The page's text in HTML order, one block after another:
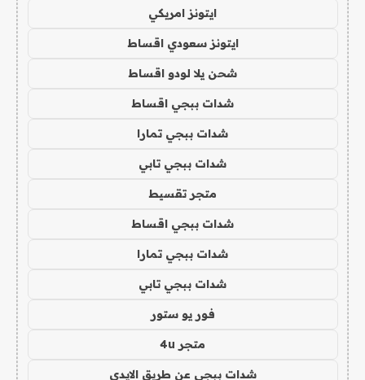
ايتونز امريكي
ايتونز سعودي اقساط
شحن يلا لودو اقساط
شدات ببجي اقساط
شدات ببجي تمارا
شدات ببجي تابي
متجر تقسيط
شدات ببجي اقساط
شدات ببجي تمارا
شدات ببجي تابي
فور يو ستور
متجر 4u
شدات ببجي عن طريق الايدي